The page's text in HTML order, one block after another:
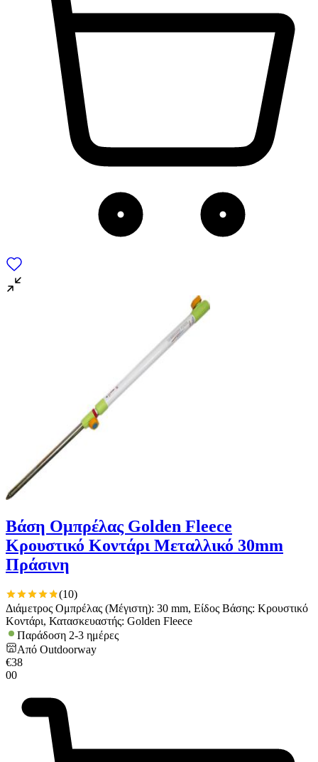
Βάση Ομπρέλας Golden Fleece
Κρουστικό Κοντάρι Μεταλλικό 30mm
Πράσινη
(10)
Διάμετρος Ομπρέλας (Μέγιστη): 30 mm, Είδος Βάσης: Κρουστικό
Κοντάρι, Κατασκευαστής: Golden Fleece
Παράδοση 2-3 ημέρες
Από Outdoorway
€38
00